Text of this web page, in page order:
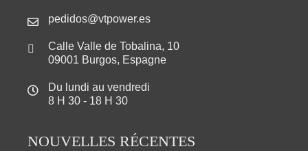
pedidos@vtpower.es
Calle Valle de Tobalina, 10
09001 Burgos, Espagne
Du lundi au vendredi
8 H 30 - 18 H 30
NOUVELLES RÉCENTES